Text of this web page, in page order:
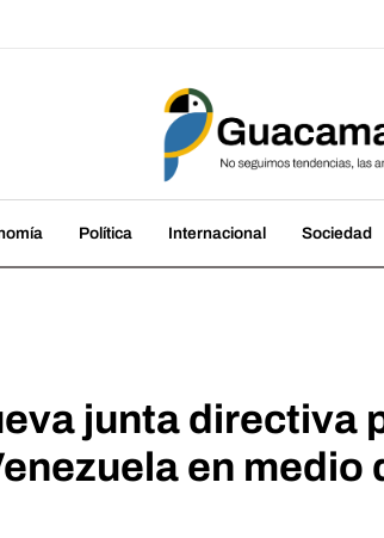
Política Internacional Sociedad
junta directiva
en medio